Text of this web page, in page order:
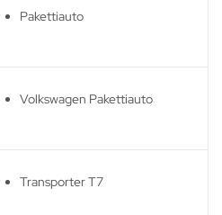
Pakettiauto
Volkswagen Pakettiauto
Transporter T7